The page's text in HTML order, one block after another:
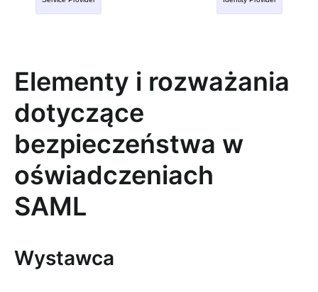
Elementy i rozważania
dotyczące
bezpieczeństwa w
oświadczeniach
SAML
Wystawca